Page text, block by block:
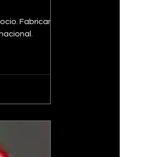
Fabricamos